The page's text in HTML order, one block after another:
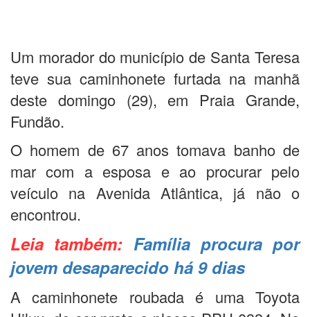
Um morador do município de Santa Teresa
teve sua caminhonete furtada na manhã
deste domingo (29), em Praia Grande,
Fundão.
O homem de 67 anos tomava banho de
mar com a esposa e ao procurar pelo
veículo na Avenida Atlântica, já não o
encontrou.
Leia também: Família procura por
jovem desaparecido há 9 dias
A caminhonete roubada é uma Toyota